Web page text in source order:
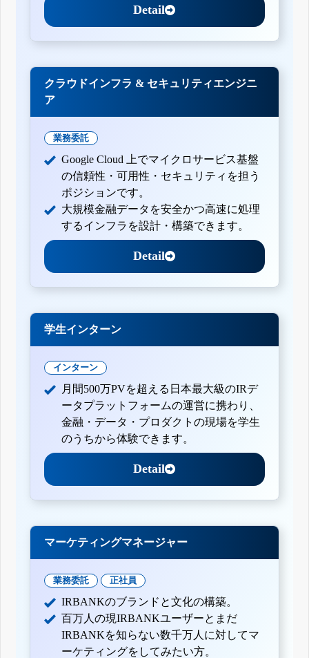
Detail
クラウドインフラ & セキュリティエンジニ
ア
業務委託
Google Cloud 上でマイクロサービス基盤
の信頼性・可用性・セキュリティを担う
ポジションです。
大規模金融データを安全かつ高速に処理
するインフラを設計・構築できます。
Detail
学生インターン
インターン
月間500万PVを超える日本最大級のIRデ
ータプラットフォームの運営に携わり、
金融・データ・プロダクトの現場を学生
のうちから体験できます。
Detail
マーケティングマネージャー
業務委託 正社員
IRBANKのブランドと文化の構築。
百万人の現IRBANKユーザーとまだ
IRBANKを知らない数千万人に対してマ
ーケティングをしてみたい方。